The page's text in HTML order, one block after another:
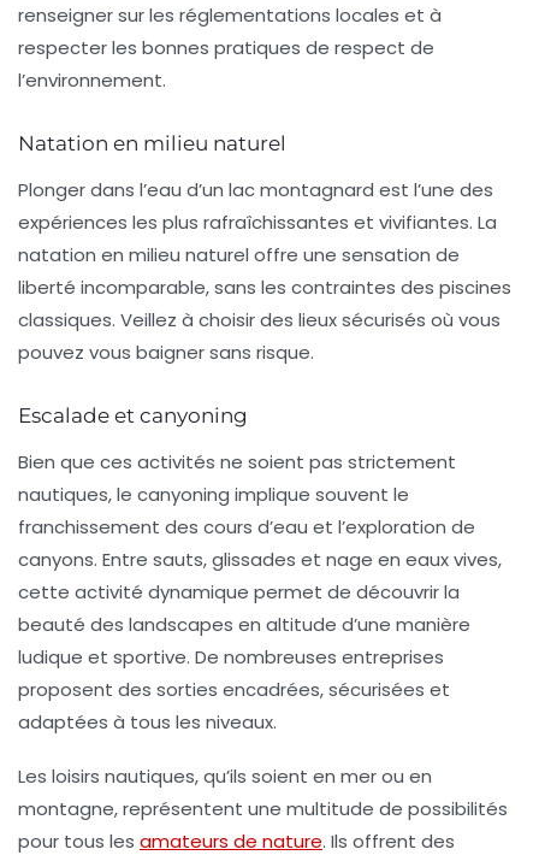
renseigner sur les réglementations locales et à
respecter les bonnes pratiques de respect de
l’environnement.
Natation en milieu naturel
Plonger dans l’eau d’un lac montagnard est l’une des
expériences les plus rafraîchissantes et vivifiantes. La
natation en milieu naturel offre une sensation de
liberté incomparable, sans les contraintes des piscines
classiques. Veillez à choisir des lieux sécurisés où vous
pouvez vous baigner sans risque.
Escalade et canyoning
Bien que ces activités ne soient pas strictement
nautiques, le canyoning implique souvent le
franchissement des cours d’eau et l’exploration de
canyons. Entre sauts, glissades et nage en eaux vives,
cette activité dynamique permet de découvrir la
beauté des landscapes en altitude d’une manière
ludique et sportive. De nombreuses entreprises
proposent des sorties encadrées, sécurisées et
adaptées à tous les niveaux.
Les loisirs nautiques, qu’ils soient en mer ou en
montagne, représentent une multitude de possibilités
pour tous les amateurs de nature. Ils offrent des